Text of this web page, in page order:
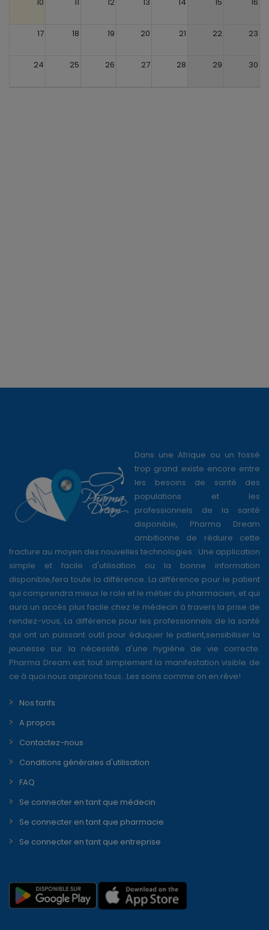
17 18 19 20 21 22 23
24 25 26 27 28 29 30
Dans une Afrique ou un fossé
trop grand existe encore entre
les besoins de santé des
populations et les
professionnels de la santé
disponible, Pharma Dream
ambitionne de réduire cette
fracture au moyen des nouvelles technologies : Une application
simple et facile d'utilisation ou la bonne information
disponible,fera toute la différence. La différence pour le patient
qui comprendra mieux le role et le métier du pharmacien, et qui
aura un accès plus facile chez le médecin à travers la prise de
rendez-vous, La différence pour les professionnels de la santé
qui ont un puissant outil pour éduquer le patient,sensibiliser la
jeunesse sur la nécessité d'une hygiène de vie correcte.
Pharma Dream est tout simplement la manifestation visible de
ce à quoi nous aspirons tous...Les soins comme on en rêve!
Nos tarifs
A propos
Contactez-nous
Conditions générales d'utilisation
FAQ
Se connecter en tant que médecin
Se connecter en tant que pharmacie
Se connecter en tant que entreprise